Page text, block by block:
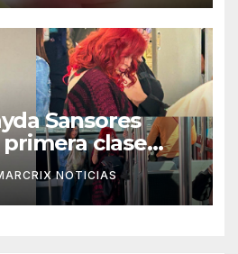
Sansores
clase
NOTICIAS